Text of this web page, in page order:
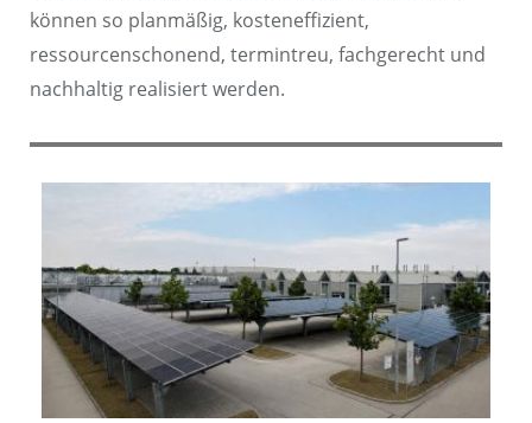
können so planmäßig, kosteneffizient,
ressourcenschonend, termintreu, fachgerecht und
nachhaltig realisiert werden.